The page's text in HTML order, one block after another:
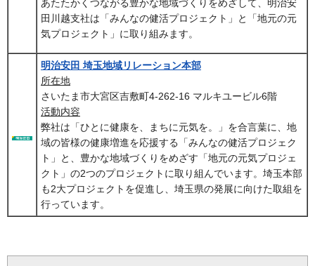
あたたかくつながる豊かな地域づくりをめざして、明治安
田川越支社は「みんなの健活プロジェクト」と「地元の元
気プロジェクト」に取り組みます。
明治安田 埼玉地域リレーション本部
所在地
さいたま市大宮区吉敷町4-262-16 マルキユービル6階
活動内容
弊社は「ひとに健康を、まちに元気を。」を合言葉に、地
域の皆様の健康増進を応援する「みんなの健活プロジェク
ト」と、豊かな地域づくりをめざす「地元の元気プロジェ
クト」の2つのプロジェクトに取り組んでいます。埼玉本部
も2大プロジェクトを促進し、埼玉県の発展に向けた取組を
行っています。